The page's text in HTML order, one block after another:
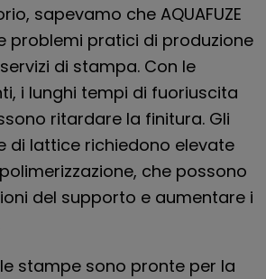
sapevamo che AQUAFUZE
problemi pratici di produzione
di stampa. Con le
i lunghi tempi di fuoriuscita
ritardare la finitura. Gli
di lattice richiedono elevate
che possono
del supporto e aumentare i
le stampe sono pronte per la